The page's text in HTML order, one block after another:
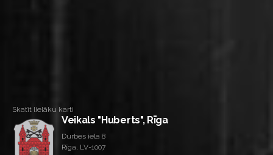
Skatīt lielāku karti
Veikals "Huberts", Rīga
Durbes iela 8
Rīga, LV-1007